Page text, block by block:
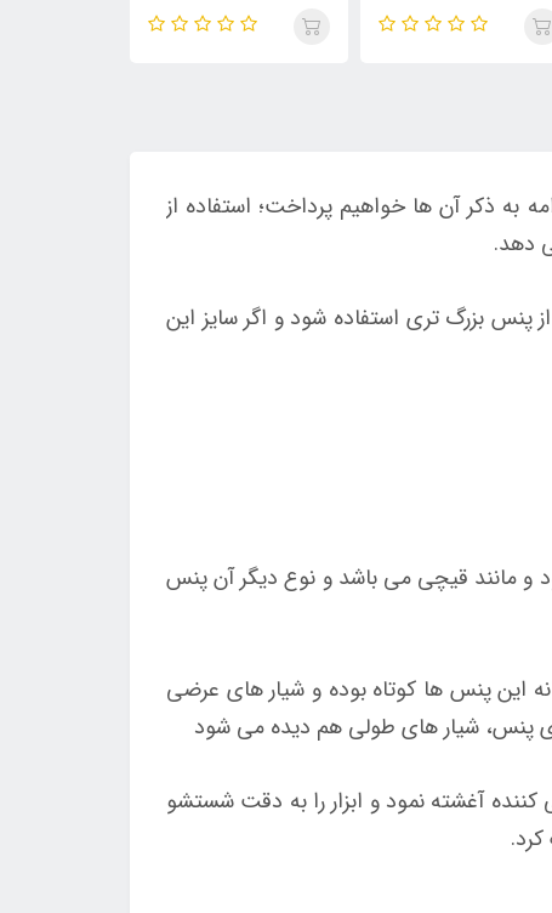
ذکر آن ها خواهیم پرداخت؛ استفاده از
دهد.
پنس بزرگ تری استفاده شود و اگر سایز این
مانند قیچی می باشد و نوع دیگر آن پنس
این پنس ها کوتاه بوده و شیار های عرضی
ی پنس، شیار های طولی هم دیده می شود
آغشته نمود و ابزار را به دقت شستشو